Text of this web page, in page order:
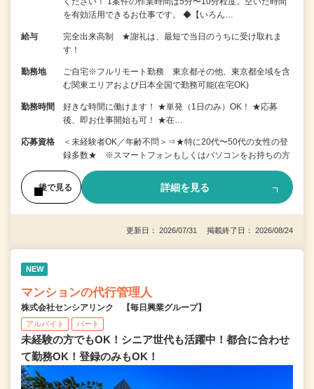
を有効活用できるお仕事です。 ◆【いろん…
給与
完全出来高制 ★謝礼は、最短で当日のうちに受け取れま
す！
勤務地
ご自宅※フルリモート勤務 東京都その他、東京都全域を含
む関東エリアおよび日本全国で勤務可能(在宅OK)
勤務時間
好きな時間に働けます！ ★単発（1日のみ）OK！ ★応募
後、即お仕事開始も可！ ★在…
応募資格
＜未経験者OK／年齢不問＞⇒★特に20代〜50代の女性の登
録多数★ ※スマートフォンもしくはパソコンをお持ちの方
後で見る 詳細を見る
更新日： 2026/07/31 掲載終了日： 2026/08/24
NEW
マンションの代行管理人
株式会社センシアリンク 【毎日興業グループ】
アルバイト パート
未経験の方でもOK！シニア世代も活躍中！都合に合わせ
て勤務OK！登録のみもOK！